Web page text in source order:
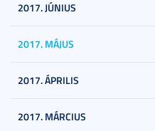
2017. JÚNIUS
2017. MÁJUS
2017. ÁPRILIS
2017. MÁRCIUS